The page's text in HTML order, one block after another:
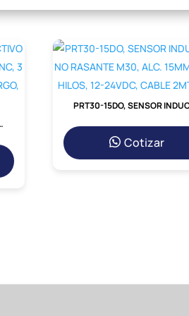
de trabajo
más frecuentes sin
sensibles al ruido.
de
reemplazo y mantenimiento.
(EMI).
la mayoría de los PLCs,
de corriente de 20A, lo que lo hace
CUERPO LARGO, CABLE 2MT, IP67
Cotizar